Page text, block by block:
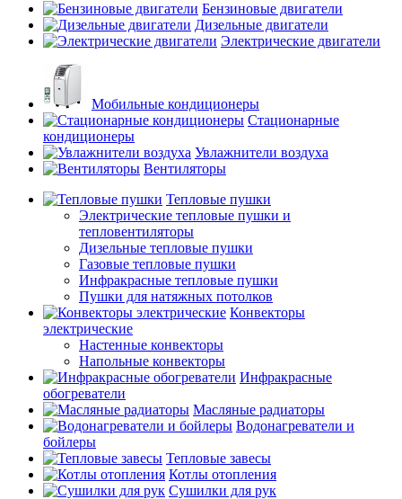
Бензиновые двигатели
Дизельные двигатели
Электрические двигатели
Мобильные кондиционеры
Стационарные
кондиционеры
Увлажнители воздуха
Вентиляторы
Тепловые пушки
Электрические тепловые пушки и
тепловентиляторы
Дизельные тепловые пушки
Газовые тепловые пушки
Инфракрасные тепловые пушки
Пушки для натяжных потолков
Конвекторы
электрические
Настенные конвекторы
Напольные конвекторы
Инфракрасные
обогреватели
Масляные радиаторы
Водонагреватели и
бойлеры
Тепловые завесы
Котлы отопления
Сушилки для рук